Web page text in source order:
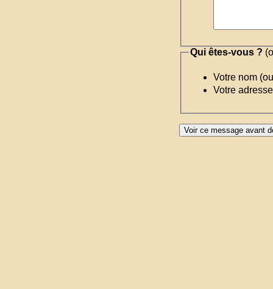
Qui êtes-vous ?
Votre nom
Votre